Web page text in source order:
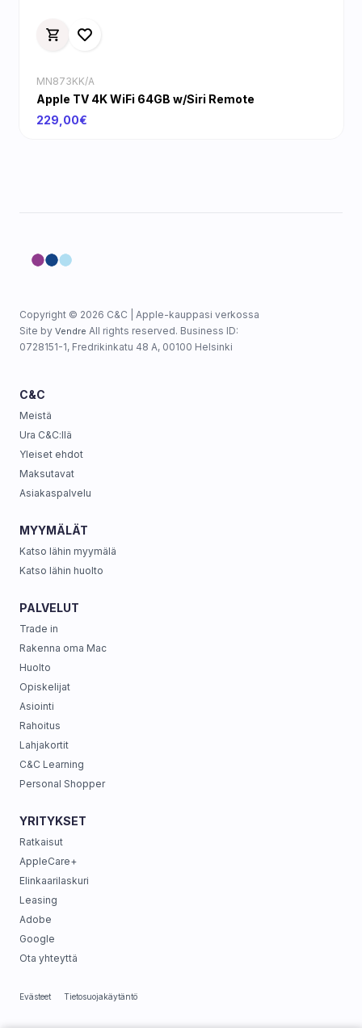
MN873KK/A
Apple TV 4K WiFi 64GB w/Siri Remote
229,00€
Copyright © 2026 C&C | Apple-kauppasi verkossa
Site by Vendre All rights reserved. Business ID:
0728151-1, Fredrikinkatu 48 A, 00100 Helsinki
C&C
Meistä
Ura C&C:llä
Yleiset ehdot
Maksutavat
Asiakaspalvelu
MYYMÄLÄT
Katso lähin myymälä
Katso lähin huolto
PALVELUT
Trade in
Rakenna oma Mac
Huolto
Opiskelijat
Asiointi
Rahoitus
Lahjakortit
C&C Learning
Personal Shopper
YRITYKSET
Ratkaisut
AppleCare+
Elinkaarilaskuri
Leasing
Adobe
Google
Ota yhteyttä
Evästeet Tietosuojakäytäntö